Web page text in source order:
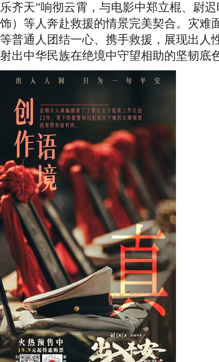
乐齐天”响彻云霄，与电影中郑立棍、尉
饰）等人奔赴救援的情景完美契合。灾难
等普通人团结一心、携手救援，展现出人
射出中华民族在绝境中守望相助的坚韧底